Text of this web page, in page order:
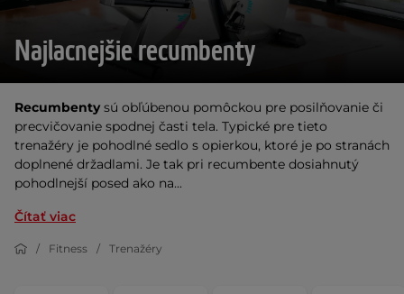
Najlacnejšie recumbenty
Recumbentysú obľúbenou pomôckou pre posilňovanie či
precvičovanie spodnej časti tela. Typické pre tieto
trenažéry je pohodlné sedlo s opierkou, ktoré je po stranách
doplnené držadlami. Je tak pri recumbente dosiahnutý
pohodlnejší posed ako na...
Čítať viac
Fitness Trenažéry